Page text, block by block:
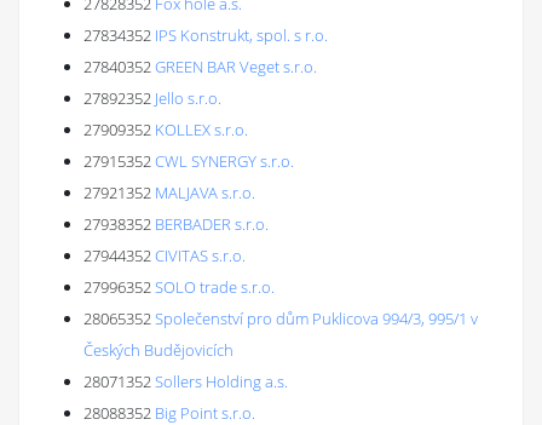
27834352 IPS Konstrukt, spol. s r.o.
27840352GREEN BAR Veget s.r.o.
27892352 Jello s.r.o.
27909352 KOLLEX s.r.o.
27915352CWL SYNERGY s.r.o.
27921352 MALJAVA s.r.o.
27938352 BERBADER s.r.o.
27944352CIVITAS s.r.o.
27996352SOLO trade s.r.o.
28065352Společenství pro dům Puklicova 994/3, 995/1 v
Českých Budějovicích
28071352Sollers Holding a.s.
28088352 Big Point s.r.o.